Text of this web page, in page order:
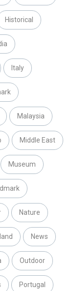
Historical
Italy
Malaysia
Middle East
Museum
Nature
News
Outdoor
Portugal